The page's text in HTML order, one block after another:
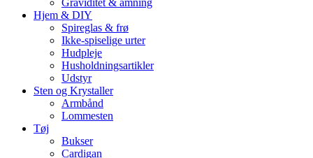
Graviditet & amning
Hjem & DIY
Spireglas & frø
Ikke-spiselige urter
Hudpleje
Husholdningsartikler
Udstyr
Sten og Krystaller
Armbånd
Lommesten
Tøj
Bukser
Cardigan